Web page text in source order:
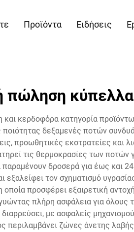
Προϊόντα Ειδήσεις
πώληση
κερδοφόρα κατηγορία
δεξαμενές ποτών
προωθητικές εκστρατείες και
τις θερμοκρασίες των ποτών
δροσερά για έως και
τον σχηματισμό
προσφέρει εξαιρετική
πλήρη ασφάλεια για
με ασφαλείς
περιλαμβάνει ζώνες άνετης